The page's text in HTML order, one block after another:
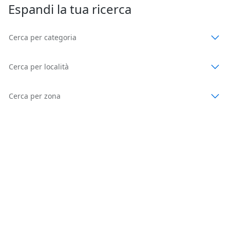
Espandi la tua ricerca
Cerca per categoria
Cerca per località
Cerca per zona